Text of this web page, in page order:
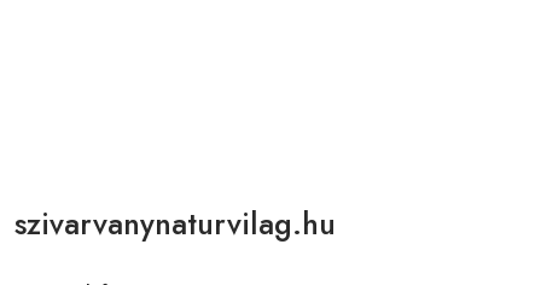
szivarvanynaturvilag.hu